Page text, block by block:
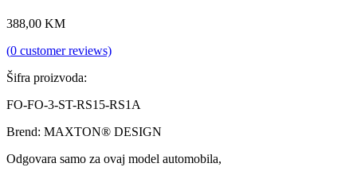
388,00 KM
(0 customer reviews)
Šifra proizvoda:
FO-FO-3-ST-RS15-RS1A
Brend: MAXTON® DESIGN
Odgovara samo za ovaj model automobila,